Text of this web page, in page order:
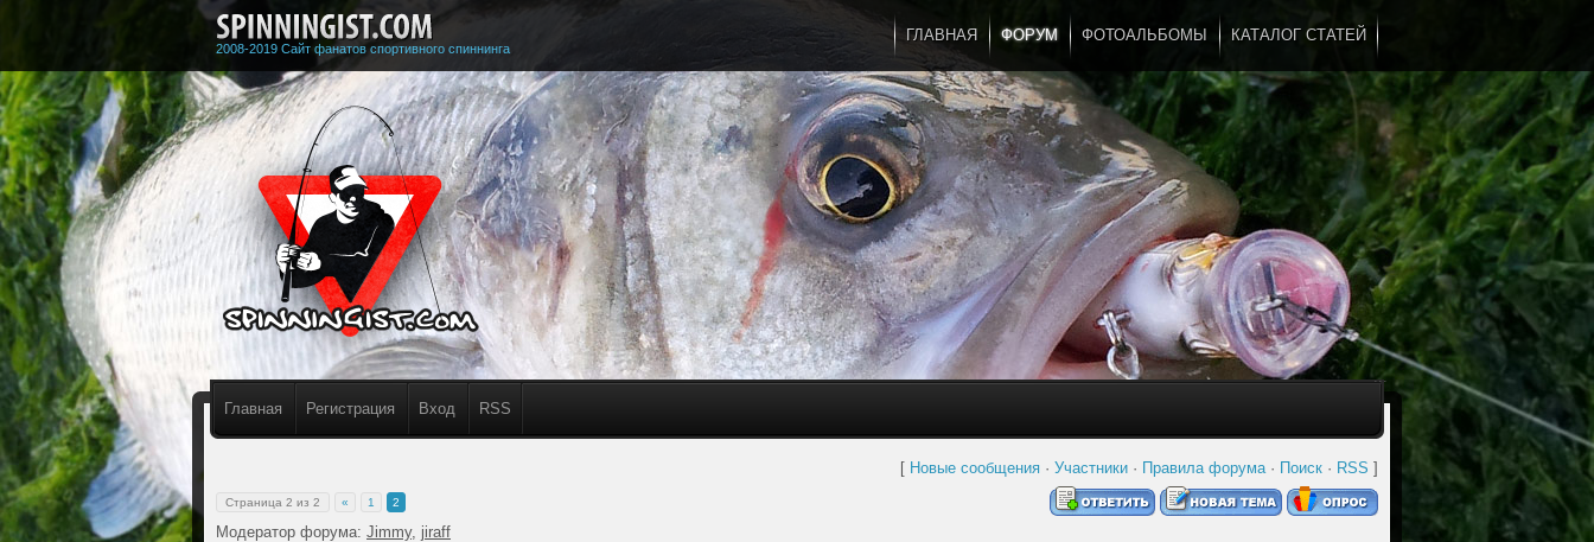
2008-2019 Сайт фанатов спортивного спиннинга
ГЛАВНАЯ ФОРУМ ФОТОАЛЬБОМЫ КАТАЛОГ СТАТЕЙ
Главная Регистрация Вход RSS
...
[ Новые сообщения · Участники · Правила форума· Поиск · RSS ]
Страница 2 из 2 « 1 2
Модератор форума: Jimmy, jiraff